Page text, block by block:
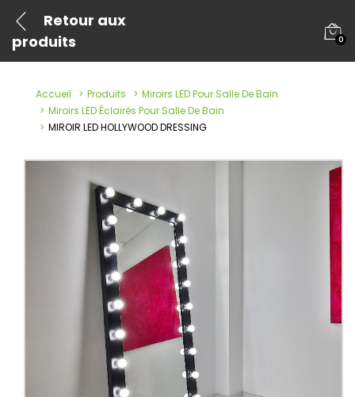
Retour aux
produits
0
Accueil Produits
Miroirs LED Pour Salle De Bain
Miroirs LED Éclairés Pour Salle De Bain
MIROIR LED HOLLYWOOD DRESSING